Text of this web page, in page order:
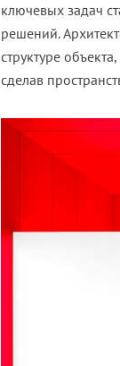
ключевых задач
решений.
структуре
сделав